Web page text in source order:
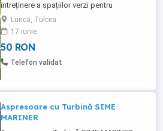
întreținere a spațiilor verzi pentru
persoane fizice, asociații și firme. Tuns
gazon Curățare terenuri și grădini Plantare
flori, arbuști și pomi ornamentali Toaletare
copaci și gard viu Montaj rulouri de gazon
Sisteme de irigații Întreținere periodică ...
Lunca, Tulcea
17 iunie
50 RON
Telefon validat
Aspresoare cu Turbină SIME
MARINER